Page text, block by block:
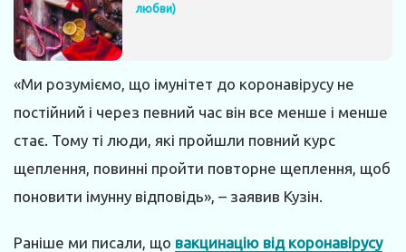
любви)
«Ми розуміємо, що імунітет до коронавірусу не
постійний і через певний час він все менше і менше
стає. Тому ті люди, які пройшли повний курс
щеплення, повинні пройти повторне щеплення, щоб
поновити імунну відповідь», – заявив Кузін.
Раніше ми писали, що вакцинацію від коронавірусу